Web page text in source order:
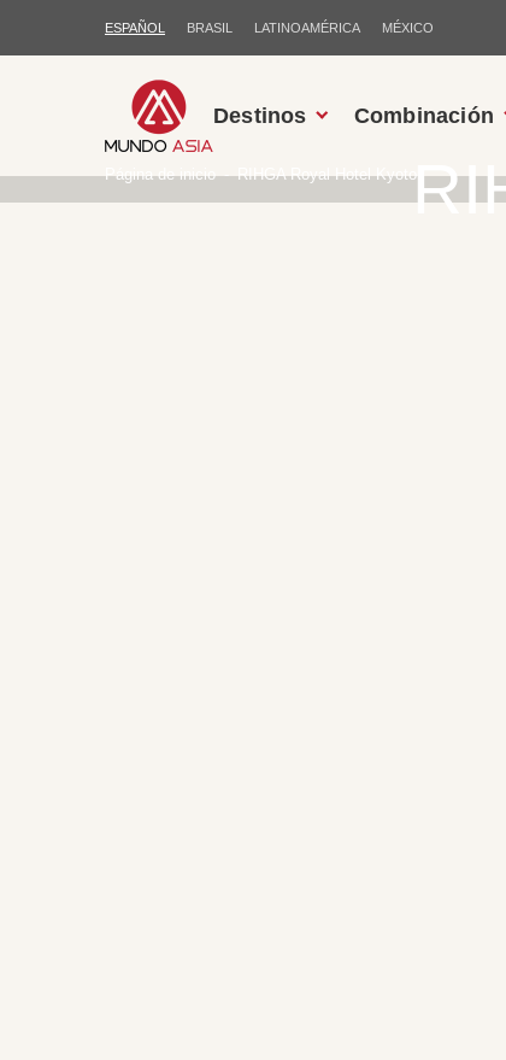
ESPAÑOL BRASIL LATINOAMÉRICA MÉXICO
Destinos Combinación
Página de inicio RIHGA Royal Hotel Kyoto